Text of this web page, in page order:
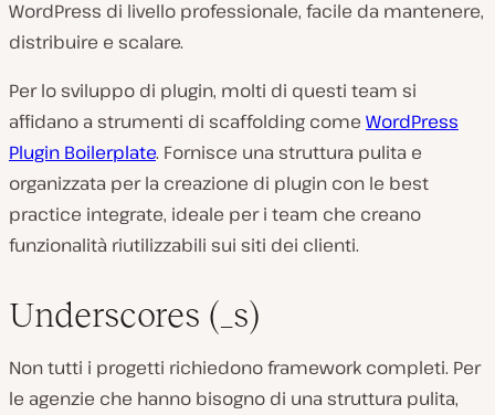
WordPress di livello professionale, facile da mantenere,
distribuire e scalare.
Per lo sviluppo di plugin, molti di questi team si
affidano a strumenti di scaffolding come WordPress
Plugin Boilerplate. Fornisce una struttura pulita e
organizzata per la creazione di plugin con le best
practice integrate, ideale per i team che creano
funzionalità riutilizzabili sui siti dei clienti.
Underscores (_s)
Non tutti i progetti richiedono framework completi. Per
le agenzie che hanno bisogno di una struttura pulita,